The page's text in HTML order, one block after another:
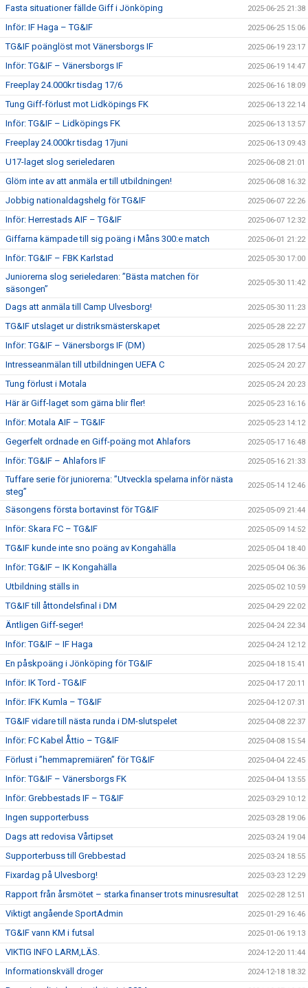
Fasta situationer fällde Giff i Jönköping 2025-06-25 21:38
Inför: IF Haga – TG&IF 2025-06-25 15:06
TG&IF poänglöst mot Vänersborgs IF 2025-06-19 23:17
Inför: TG&IF – Vänersborgs IF 2025-06-19 14:47
Freeplay 24.000kr tisdag 17/6 2025-06-16 18:09
Tung Giff-förlust mot Lidköpings FK 2025-06-13 22:14
Inför: TG&IF – Lidköpings FK 2025-06-13 13:57
Freeplay 24.000kr tisdag 17juni 2025-06-13 09:43
U17-laget slog serieledaren 2025-06-08 21:01
Glöm inte av att anmäla er till utbildningen! 2025-06-08 16:32
Jobbig nationaldagshelg för TG&IF 2025-06-07 22:26
Inför: Herrestads AIF – TG&IF 2025-06-07 12:32
Giffarna kämpade till sig poäng i Måns 300:e match 2025-06-01 21:22
Inför: TG&IF – FBK Karlstad 2025-05-30 17:00
Juniorerna slog serieledaren: ”Bästa matchen för
säsongen”
2025-05-30 11:42
Dags att anmäla till Camp Ulvesborg! 2025-05-30 11:23
TG&IF utslaget ur distriksmästerskapet 2025-05-28 22:27
Inför: TG&IF – Vänersborgs IF (DM) 2025-05-28 17:54
Intresseanmälan till utbildningen UEFA C 2025-05-24 20:27
Tung förlust i Motala 2025-05-24 20:23
Här är Giff-laget som gärna blir fler! 2025-05-23 16:16
Inför: Motala AIF – TG&IF 2025-05-23 14:12
Gegerfelt ordnade en Giff-poäng mot Ahlafors 2025-05-17 16:48
Inför: TG&IF – Ahlafors IF 2025-05-16 21:33
Tuffare serie för juniorerna: ”Utveckla spelarna inför nästa
steg”
2025-05-14 12:46
Säsongens första bortavinst för TG&IF 2025-05-09 21:44
Inför: Skara FC – TG&IF 2025-05-09 14:52
TG&IF kunde inte sno poäng av Kongahälla 2025-05-04 18:40
Inför: TG&IF – IK Kongahälla 2025-05-04 06:36
Utbildning ställs in 2025-05-02 10:59
TG&IF till åttondelsfinal i DM 2025-04-29 22:02
Äntligen Giff-seger! 2025-04-24 22:34
Inför: TG&IF – IF Haga 2025-04-24 12:12
En påskpoäng i Jönköping för TG&IF 2025-04-18 15:41
Inför: IK Tord - TG&IF 2025-04-17 20:11
Inför: IFK Kumla – TG&IF 2025-04-12 07:31
TG&IF vidare till nästa runda i DM-slutspelet 2025-04-08 22:37
Inför: FC Kabel Åttio – TG&IF 2025-04-08 15:54
Förlust i ”hemmapremiären” för TG&IF 2025-04-04 22:45
Inför: TG&IF – Vänersborgs FK 2025-04-04 13:55
Inför: Grebbestads IF – TG&IF 2025-03-29 10:12
Ingen supporterbuss 2025-03-28 19:06
Dags att redovisa Vårtipset 2025-03-24 19:04
Supporterbuss till Grebbestad 2025-03-24 18:55
Fixardag på Ulvesborg! 2025-03-23 12:29
Rapport från årsmötet – starka finanser trots minusresultat 2025-02-28 12:51
Viktigt angående SportAdmin 2025-01-29 16:46
TG&IF vann KM i futsal 2025-01-06 19:13
VIKTIG INFO LARM,LÄS. 2024-12-20 11:44
Informationskväll droger 2024-12-18 18:32